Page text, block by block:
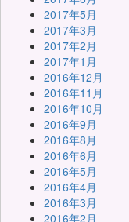
2017年5月
2017年3月
2017年2月
2017年1月
2016年12月
2016年11月
2016年10月
2016年9月
2016年8月
2016年6月
2016年5月
2016年4月
2016年3月
2016年2月